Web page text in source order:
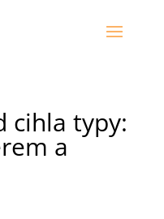
cihla typy:
a